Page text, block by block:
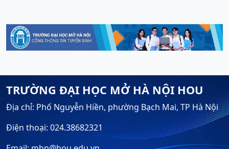
TRƯỜNG ĐẠI HỌC MỞ HÀ NỘI HOU
Địa chỉ: Phố Nguyễn Hiền, phường Bạch Mai, TP Hà Nội
Điện thoại: 024.38682321